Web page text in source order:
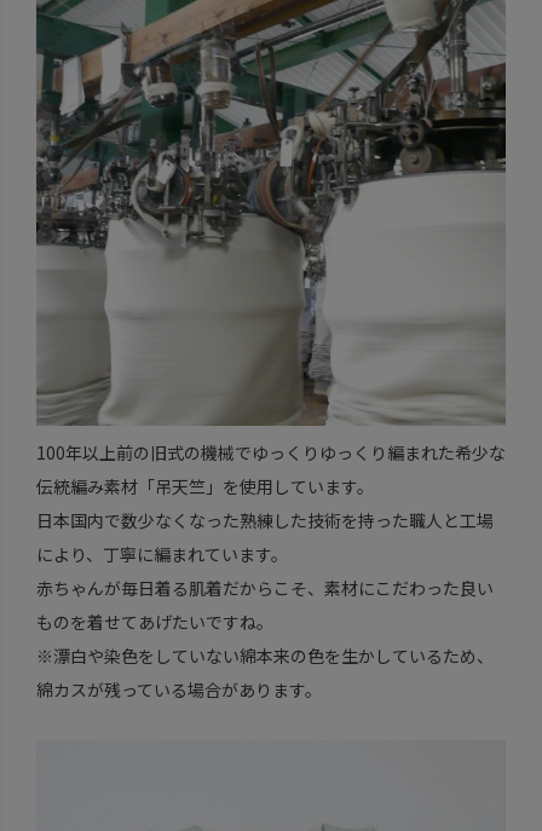
100年以上前の旧式の機械でゆっくりゆっくり編まれた希少な
伝統編み素材「吊天竺」を使用しています。
日本国内で数少なくなった熟練した技術を持った職人と工場
により、丁寧に編まれています。
赤ちゃんが毎日着る肌着だからこそ、素材にこだわった良い
ものを着せてあげたいですね。
※漂白や染色をしていない綿本来の色を生かしているため、
綿カスが残っている場合があります。